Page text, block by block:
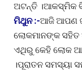
ଅଟନ୍ତି ।ଆକସ୍ମିକ
ମିଥୁନ :-ଆଜି ଆପଣ
ଲୋକମାନଙ୍କ
ଏଥିରୁ କେହି ଲୋକ
।ପୂରାତନ ସମସ୍ୟା